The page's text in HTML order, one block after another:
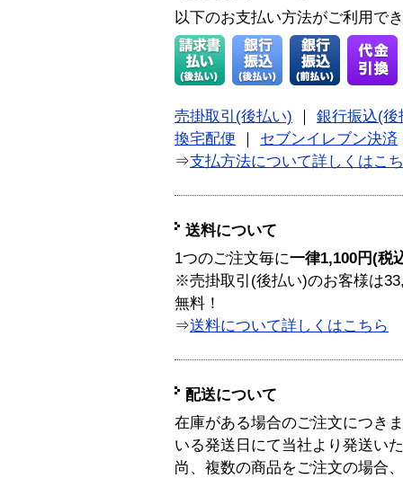
以下のお支払い方法がご利用で
売掛取引(後払い)
銀行振込(後
換宅配便
セブンイレブン決済
⇒支払方法について詳しくはこ
送料について
1つのご注文毎に一律1,100円(税
※売掛取引(後払い)のお客様は
無料！
⇒送料について詳しくはこちら
配送について
在庫がある場合のご注文につき
いる発送日にて当社より発送い
尚、複数の商品をご注文の場合